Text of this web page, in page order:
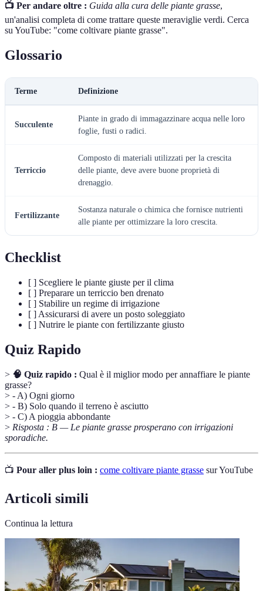
📺 Per andare oltre : Guida alla cura delle piante grasse,
un'analisi completa di come trattare queste meraviglie verdi. Cerca
su YouTube: "come coltivare piante grasse".
Glossario
Terme Definizione
Succulente
Piante in grado di immagazzinare acqua nelle loro
foglie, fusti o radici.
Terriccio
Composto di materiali utilizzati per la crescita
delle piante, deve avere buone proprietà di
drenaggio.
Fertilizzante
Sostanza naturale o chimica che fornisce nutrienti
alle piante per ottimizzare la loro crescita.
Checklist
[ ] Scegliere le piante giuste per il clima
[ ] Preparare un terriccio ben drenato
[ ] Stabilire un regime di irrigazione
[ ] Assicurarsi di avere un posto soleggiato
[ ] Nutrire le piante con fertilizzante giusto
Quiz Rapido
> 🧠 Quiz rapido : Qual è il miglior modo per annaffiare le piante
grasse?
> - A) Ogni giorno
> - B) Solo quando il terreno è asciutto
> - C) A pioggia abbondante
> Risposta : B — Le piante grasse prosperano con irrigazioni
sporadiche.
📺 Pour aller plus loin : come coltivare piante grasse sur YouTube
Articoli simili
Continua la lettura